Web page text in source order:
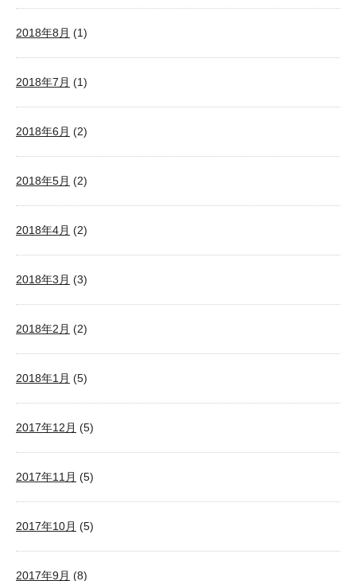
2018年8月 (1)
2018年7月 (1)
2018年6月 (2)
2018年5月 (2)
2018年4月 (2)
2018年3月 (3)
2018年2月 (2)
2018年1月 (5)
2017年12月 (5)
2017年11月 (5)
2017年10月 (5)
2017年9月 (8)